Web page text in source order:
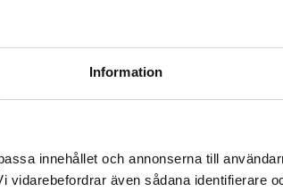
Information
innehållet och annonserna till
även sådana identifierare